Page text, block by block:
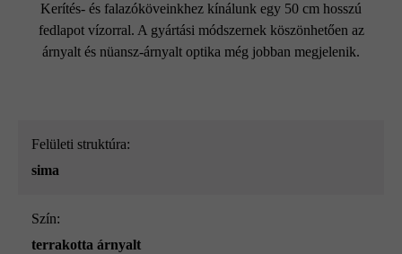
Kerítés- és falazóköveinkhez kínálunk egy 50 cm hosszú
fedlapot vízorral. A gyártási módszernek köszönhetően az
árnyalt és nüansz-árnyalt optika még jobban megjelenik.
Felületi struktúra:
sima
Szín:
terrakotta árnyalt